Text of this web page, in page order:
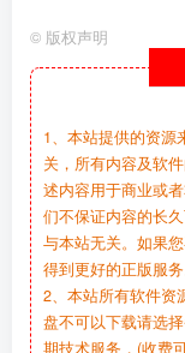
© 版权声明
1、本站提供的资源
关，所有内容及软
述内容用于商业或
们不保证内容的长
与本站无关。如果
得到更好的正版服
2、本站所有软件资
盘不可以下载请选